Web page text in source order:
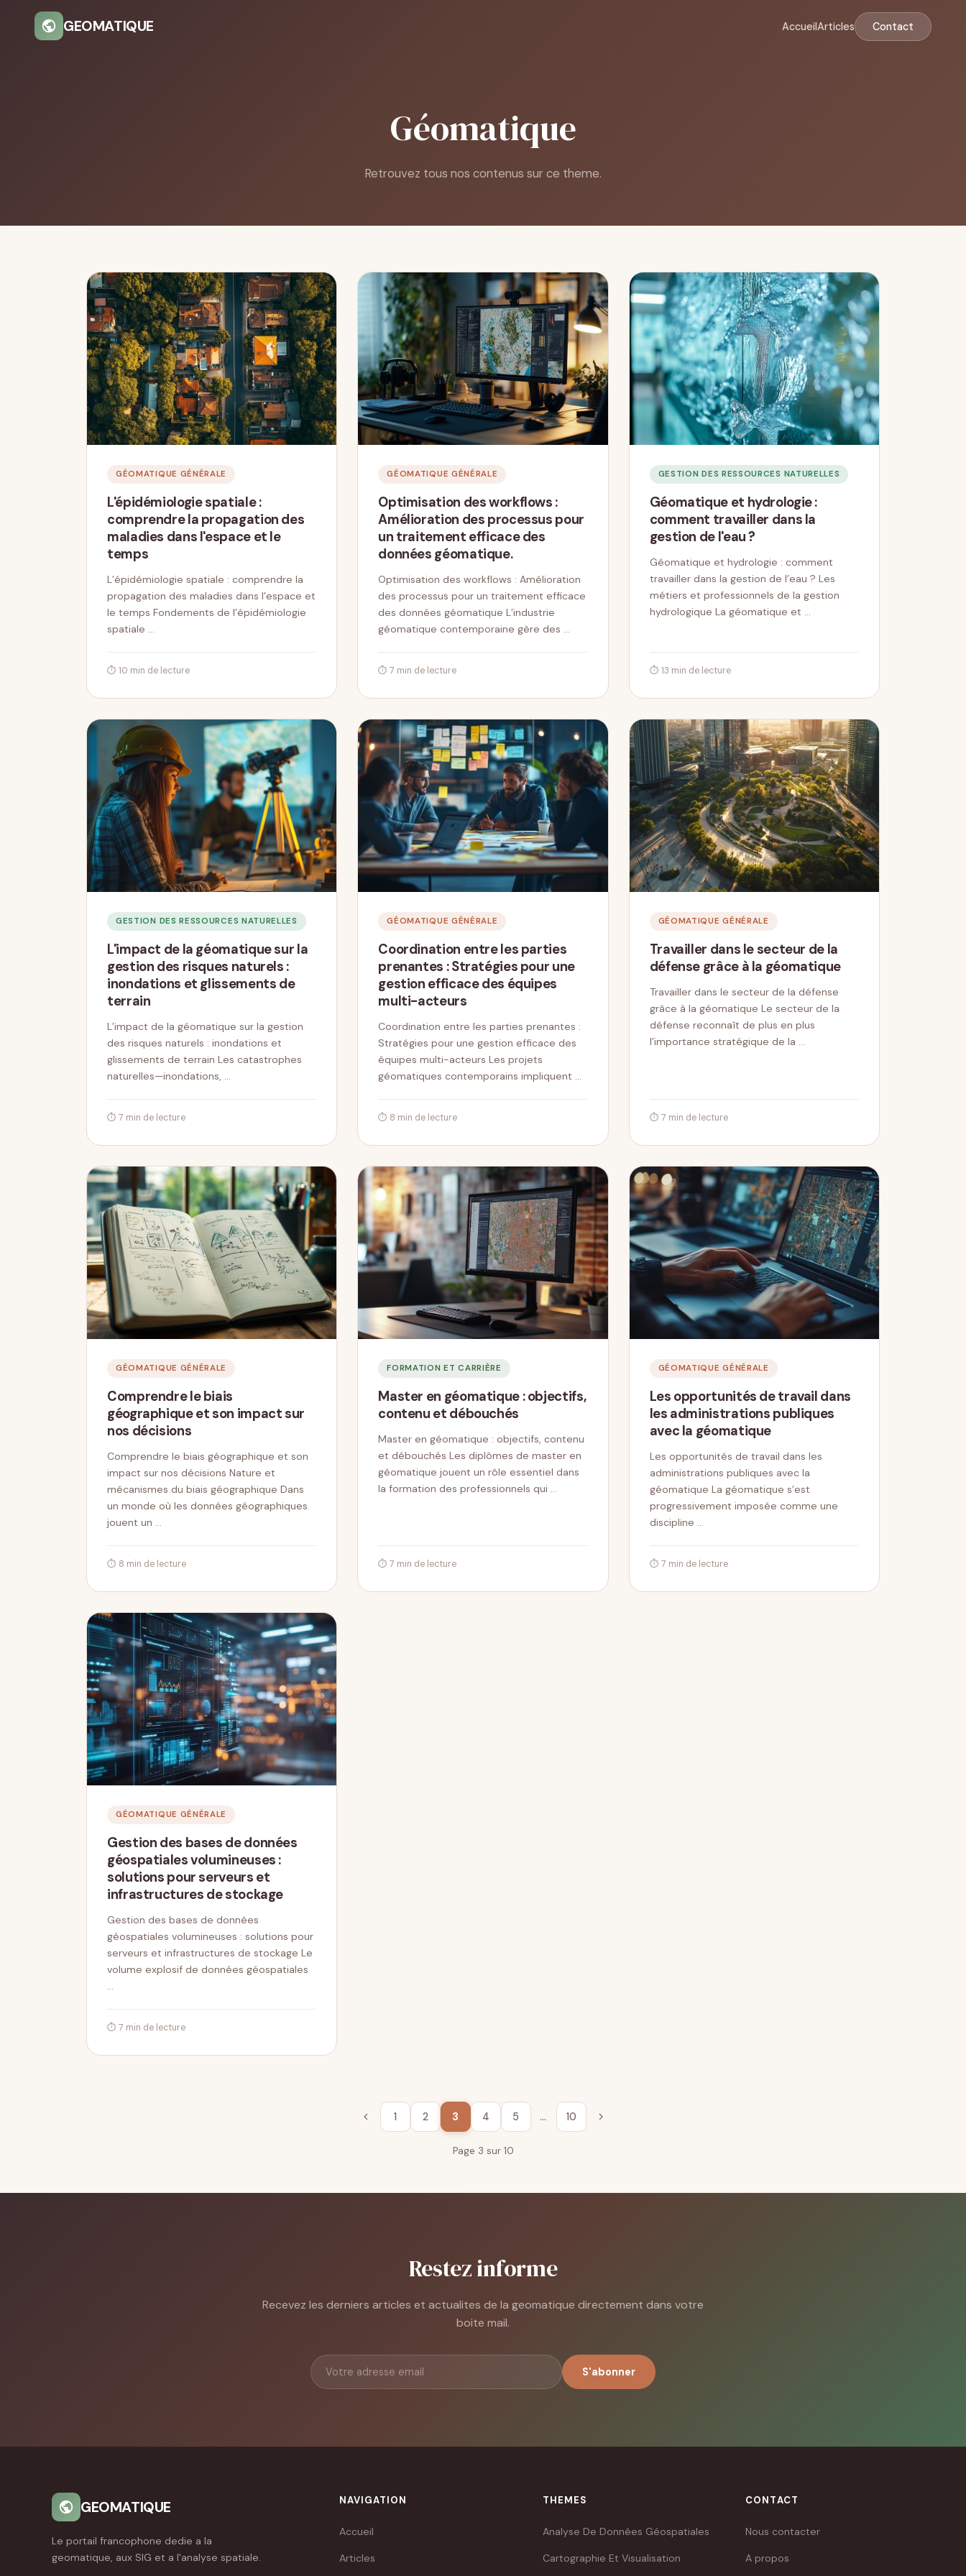
GEOMATIQUE AccueilArticles Contact
Géomatique
Retrouvez tous nos contenus sur ce theme.
GÉOMATIQUE GÉNÉRALE
L'épidémiologie spatiale :
comprendre la propagation des
maladies dans l'espace et le
temps
L’épidémiologie spatiale : comprendre la
propagation des maladies dans l’espace et
le temps Fondements de l’épidémiologie
spatiale …
⏱ 10 min de lecture
GÉOMATIQUE GÉNÉRALE
Optimisation des workflows :
Amélioration des processus pour
un traitement efficace des
données géomatique.
Optimisation des workflows : Amélioration
des processus pour un traitement efficace
des données géomatique L’industrie
géomatique contemporaine gère des …
⏱ 7 min de lecture
GESTION DES RESSOURCES NATURELLES
Géomatique et hydrologie :
comment travailler dans la
gestion de l'eau ?
Géomatique et hydrologie : comment
travailler dans la gestion de l’eau ? Les
métiers et professionnels de la gestion
hydrologique La géomatique et …
⏱ 13 min de lecture
GESTION DES RESSOURCES NATURELLES
L'impact de la géomatique sur la
gestion des risques naturels :
inondations et glissements de
terrain
L’impact de la géomatique sur la gestion
des risques naturels : inondations et
glissements de terrain Les catastrophes
naturelles—inondations, …
⏱ 7 min de lecture
GÉOMATIQUE GÉNÉRALE
Coordination entre les parties
prenantes : Stratégies pour une
gestion efficace des équipes
multi-acteurs
Coordination entre les parties prenantes :
Stratégies pour une gestion efficace des
équipes multi-acteurs Les projets
géomatiques contemporains impliquent …
⏱ 8 min de lecture
GÉOMATIQUE GÉNÉRALE
Travailler dans le secteur de la
défense grâce à la géomatique
Travailler dans le secteur de la défense
grâce à la géomatique Le secteur de la
défense reconnaît de plus en plus
l’importance stratégique de la …
⏱ 7 min de lecture
GÉOMATIQUE GÉNÉRALE
Comprendre le biais
géographique et son impact sur
nos décisions
Comprendre le biais géographique et son
impact sur nos décisions Nature et
mécanismes du biais géographique Dans
un monde où les données géographiques
jouent un …
⏱ 8 min de lecture
FORMATION ET CARRIÈRE
Master en géomatique : objectifs,
contenu et débouchés
Master en géomatique : objectifs, contenu
et débouchés Les diplômes de master en
géomatique jouent un rôle essentiel dans
la formation des professionnels qui …
⏱ 7 min de lecture
GÉOMATIQUE GÉNÉRALE
Les opportunités de travail dans
les administrations publiques
avec la géomatique
Les opportunités de travail dans les
administrations publiques avec la
géomatique La géomatique s’est
progressivement imposée comme une
discipline …
⏱ 7 min de lecture
GÉOMATIQUE GÉNÉRALE
Gestion des bases de données
géospatiales volumineuses :
solutions pour serveurs et
infrastructures de stockage
Gestion des bases de données
géospatiales volumineuses : solutions pour
serveurs et infrastructures de stockage Le
volume explosif de données géospatiales
…
⏱ 7 min de lecture
1 2 3 4 5 … 10
Page 3 sur 10
Restez informe
Recevez les derniers articles et actualites de la geomatique directement dans votre
boite mail.
S'abonner
GEOMATIQUE
Le portail francophone dedie a la
geomatique, aux SIG et a l'analyse spatiale.
NAVIGATION
Accueil
Articles
THEMES
Analyse De Données Géospatiales
Cartographie Et Visualisation
CONTACT
Nous contacter
A propos